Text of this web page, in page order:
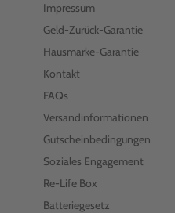
Impressum
Geld-Zurück-Garantie
Hausmarke-Garantie
Kontakt
FAQs
Versandinformationen
Gutscheinbedingungen
Soziales Engagement
Re-Life Box
Batteriegesetz